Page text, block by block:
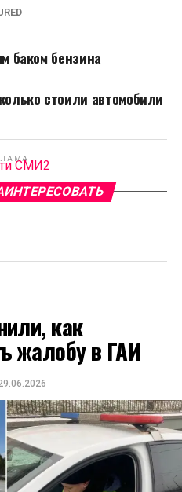
баком бензина
стоили автомобили
СМИ2
как
жалобу в ГАИ